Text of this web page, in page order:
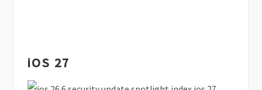
iOS 27